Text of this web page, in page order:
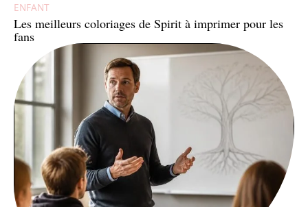
ENFANT
Les meilleurs coloriages de Spirit à imprimer pour les
fans